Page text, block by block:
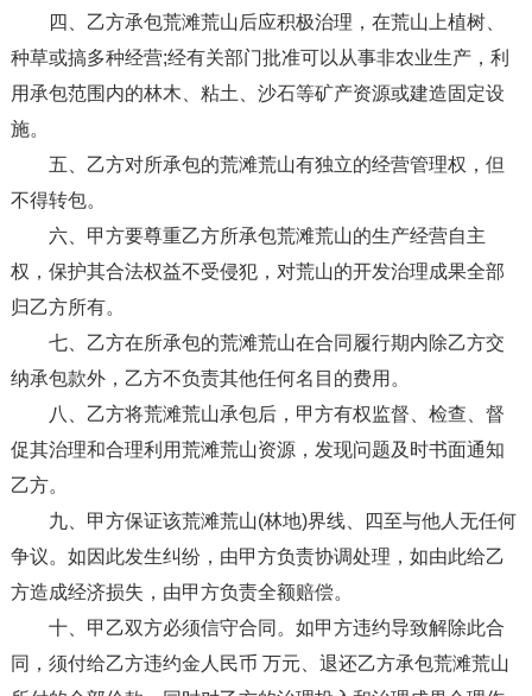
四、乙方承包荒滩荒山后应积极治理，在荒山上植树、
种草或搞多种经营;经有关部门批准可以从事非农业生产，利
用承包范围内的林木、粘土、沙石等矿产资源或建造固定设
施。
五、乙方对所承包的荒滩荒山有独立的经营管理权，但
不得转包。
六、甲方要尊重乙方所承包荒滩荒山的生产经营自主
权，保护其合法权益不受侵犯，对荒山的开发治理成果全部
归乙方所有。
七、乙方在所承包的荒滩荒山在合同履行期内除乙方交
纳承包款外，乙方不负责其他任何名目的费用。
八、乙方将荒滩荒山承包后，甲方有权监督、检查、督
促其治理和合理利用荒滩荒山资源，发现问题及时书面通知
乙方。
九、甲方保证该荒滩荒山(林地)界线、四至与他人无任何
争议。如因此发生纠纷，由甲方负责协调处理，如由此给乙
方造成经济损失，由甲方负责全额赔偿。
十、甲乙双方必须信守合同。如甲方违约导致解除此合
同，须付给乙方违约金人民币 万元、退还乙方承包荒滩荒山